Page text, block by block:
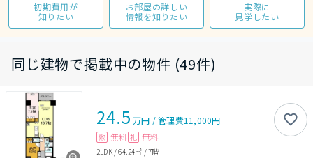
初期費用が
知りたい
お部屋の詳しい
情報を知りたい
実際に
見学したい
同じ建物で掲載中の物件 (49件)
24.5 万円 /管理費11,000円
敷 無料 礼 無料
2LDK/64.24㎡ /7階